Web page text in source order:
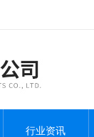
行业资讯